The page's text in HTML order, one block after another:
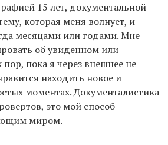
15 лет, документальной —
которая меня волнует, и
месяцами или годами. Мне
об увиденном или
пока я через внешнее не
находить новое и
моментах. Документалистика
это мой способ
миром.